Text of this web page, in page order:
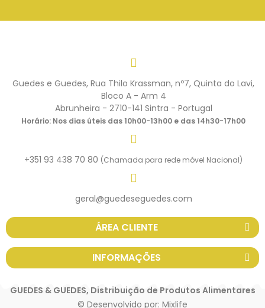
Guedes e Guedes, Rua Thilo Krassman, nº7, Quinta do Lavi,
Bloco A - Arm 4
Abrunheira - 2710-141 Sintra - Portugal
Horário: Nos dias úteis das 10h00-13h00 e das 14h30-17h00
+351 93 438 70 80 (Chamada para rede móvel Nacional)
geral@guedeseguedes.com
ÁREA CLIENTE
INFORMAÇÕES
GUEDES & GUEDES, Distribuição de Produtos Alimentares
© Desenvolvido por: Mixlife